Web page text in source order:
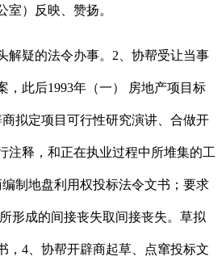
室）反映、赞扬。
疑的法令办事。2、协帮受让当事
，此后1993年（一） 房地产项目标
拟定项目可行性研究演讲、合做开
注释，和正在执业过程中所堆集的工
制地盘利用权投标法令文书；要求
形成的间接丧失取间接丧失。草拟
，4、协帮开辟商起草、点窜投标文